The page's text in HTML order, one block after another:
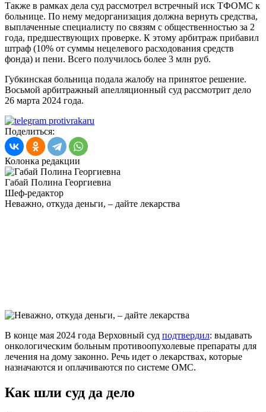
Также в рамках дела суд рассмотрел встречный иск ТФОМС к
больнице. По нему медорганизация должна вернуть средства,
выплаченные специалисту по связям с общественностью за 2
года, предшествующих проверке. К этому арбитраж прибавил
штраф (10% от суммы нецелевого расходования средств
фонда) и пени. Всего получилось более 3 млн руб.
Губкинская больница подала жалобу на принятое решение.
Восьмой арбитражный апелляционный суд рассмотрит дело
26 марта 2024 года.
Поделиться:
Колонка редакции
Габай Полина Георгиевна
Шеф-редактор
Неважно, откуда деньги, – дайте лекарства
В конце мая 2024 года Верховный суд подтвердил: выдавать
онкологическим больным противоопухолевые препараты для
лечения на дому законно. Речь идет о лекарствах, которые
назначаются и оплачиваются по системе ОМС.
Как шли суд да дело